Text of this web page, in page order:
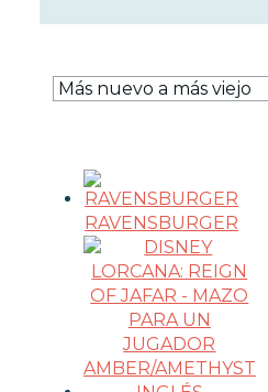
ULTIMATE GUARD
JUEGOS
OUTLET
RAVENSBURGER